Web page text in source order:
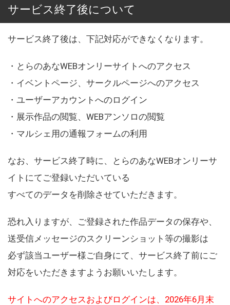
サービス終了後について
サービス終了後は、下記対応ができなくなります。
・とらのあなWEBオンリーサイトへのアクセス
・イベントページ、サークルページへのアクセス
・ユーザーアカウントへのログイン
・展示作品の閲覧、WEBアンソロの閲覧
・マルシェ用の通報フォームの利用
なお、サービス終了時に、とらのあなWEBオンリーサ
イトにてご登録いただいている
すべてのデータを削除させていただきます。
恐れ入りますが、ご登録された作品データの保存や、
送受信メッセージのスクリーンショット等の撮影は
必ず該当ユーザー様ご自身にて、サービス終了前にご
対応をいただきますようお願いいたします。
サイトへのアクセスおよびログインは、2026年6月末